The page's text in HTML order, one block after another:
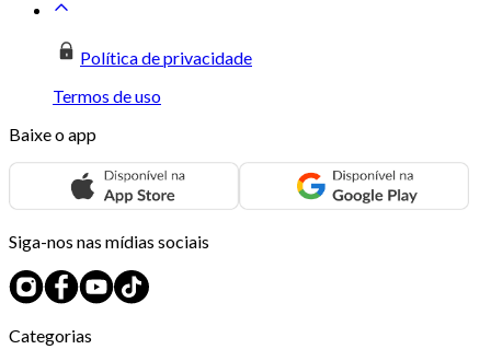
Política de privacidade
Termos de uso
Baixe o app
Siga-nos nas mídias sociais
Categorias